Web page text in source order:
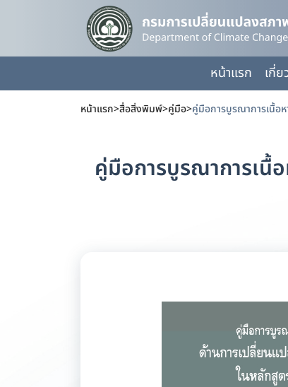
หน้าแรก เกี่
หน้าแรก>สื่อสิ่งพิมพ์>คู่มือ>
คู่มือการบูรณาการเนื้